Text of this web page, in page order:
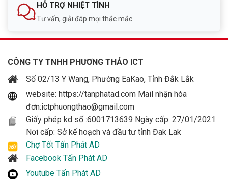
HỖ TRỢ NHIỆT TÌNH
Tư vấn, giải đáp mọi thắc mắc
CÔNG TY TNHH PHƯƠNG THẢO ICT
Số 02/13 Y Wang, Phường EaKao, Tỉnh Đắk Lắk
website: https://tanphatad.com Mail nhận hóa
đơn:ictphuongthao@gmail.com
Giấy phép kd số :6001713639 Ngày cấp: 27/01/2021
Nơi cấp: Sở kế hoạch và đầu tư tỉnh Đak Lak
Chợ Tốt Tấn Phát AD
Facebook Tấn Phát AD
Youtube Tấn Phát AD